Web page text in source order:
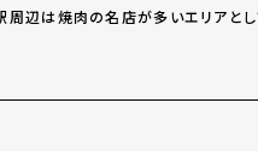
周辺は焼肉の名店が多いエリアと